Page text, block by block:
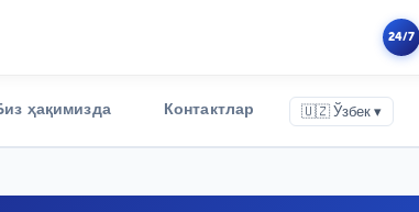
24/7
ҳақимизда Контактлар 🇺🇿 Ўзбек ▾